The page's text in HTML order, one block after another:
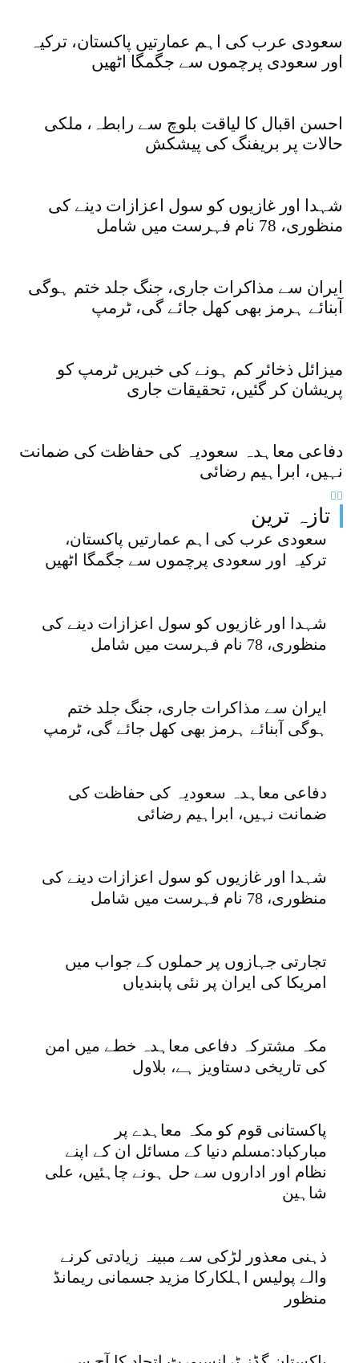
تازہ ترین
سعودی عرب کی اہم عمارتیں پاکستان،
ترکیہ اور سعودی پرچموں سے جگمگا اٹھیں
شہدا اور غازیوں کو سول اعزازات دینے کی
منظوری، 78 نام فہرست میں شامل
ایران سے مذاکرات جاری، جنگ جلد ختم
ہوگی آبنائے ہرمز بھی کھل جائے گی، ٹرمپ
دفاعی معاہدہ سعودیہ کی حفاظت کی
ضمانت نہیں، ابراہیم رضائی
شہدا اور غازیوں کو سول اعزازات دینے کی
منظوری، 78 نام فہرست میں شامل
تجارتی جہازوں پر حملوں کے جواب میں
امریکا کی ایران پر نئی پابندیاں
مکہ مشترکہ دفاعی معاہدہ خطے میں امن
کی تاریخی دستاویز ہے، بلاول
پاکستانی قوم کو مکہ معاہدے پر
مبارکباد:مسلم دنیا کے مسائل ان کے اپنے
نظام اور اداروں سے حل ہونے چاہئیں، علی
شاہین
ذہنی معذور لڑکی سے مبینہ زیادتی کرنے
والے پولیس اہلکارکا مزید جسمانی ریمانڈ
منظور
سعودی عرب کی اہم عمارتیں پاکستان، ترکیہ
اور سعودی پرچموں سے جگمگا اٹھیں
احسن اقبال کا لیاقت بلوچ سے رابطہ، ملکی
حالات پر بریفنگ کی پیشکش
شہدا اور غازیوں کو سول اعزازات دینے کی
منظوری، 78 نام فہرست میں شامل
ایران سے مذاکرات جاری، جنگ جلد ختم ہوگی
آبنائے ہرمز بھی کھل جائے گی، ٹرمپ
میزائل ذخائر کم ہونے کی خبریں ٹرمپ کو
پریشان کر گئیں، تحقیقات جاری
دفاعی معاہدہ سعودیہ کی حفاظت کی ضمانت
نہیں، ابراہیم رضائی